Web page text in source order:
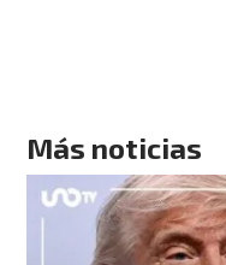
Más noticias